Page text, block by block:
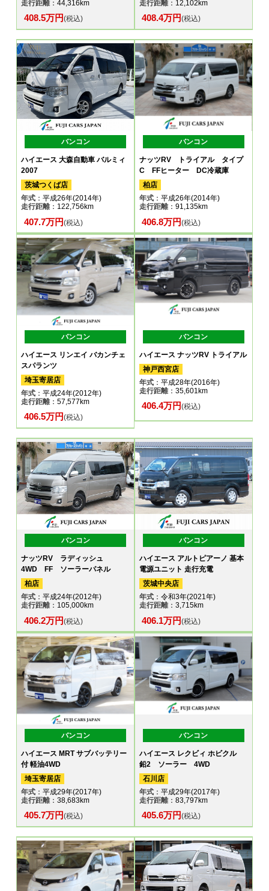
走行距離：44,316km
408.5万円(税込)
走行距離：12,102km
408.4万円(税込)
バンコン
ハイエース 大森自動車 バルミィ
2007
茨城つくば店
年式 ：平成26年(2014年)
走行距離：122,756km
407.7万円(税込)
バンコン
ナッツRV トライアル タイプ
C FFヒーター DC冷蔵庫
柏店
年式：平成26年(2014年)
走行距離：91,135km
406.8万円(税込)
バンコン
ハイエース リンエイ バカンチェ
スパランツ
埼玉寄居店
年式 ：平成24年(2012年)
走行距離：57,577km
406.5万円(税込)
バンコン
ハイエース ナッツRV トライアル
神戸西宮店
年式：平成28年(2016年)
走行距離：35,601km
406.4万円(税込)
バンコン
ナッツRV ラディッシュ
4WD FF ソーラーパネル
柏店
年式 ：平成24年(2012年)
走行距離：105,000km
406.2万円(税込)
バンコン
ハイエース アルトピアーノ 基本
電源ユニット 走行充電
茨城中央店
年式：令和3年(2021年)
走行距離：3,715km
406.1万円(税込)
バンコン
ハイエース MRT サブバッテリー
付 軽油4WD
埼玉寄居店
年式 ：平成29年(2017年)
走行距離：38,683km
405.7万円(税込)
バンコン
ハイエース レクビィ ホビクル
鉛2 ソーラー 4WD
石川店
年式：平成29年(2017年)
走行距離：83,797km
405.6万円(税込)